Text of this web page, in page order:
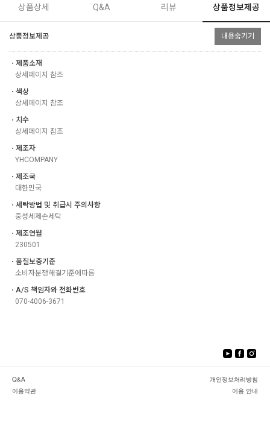
상품상세 Q&A 리뷰 상품정보제공
상품정보제공 내용숨기기
ㆍ제품소재
상세페이지 참조
ㆍ색상
상세페이지 참조
ㆍ치수
상세페이지 참조
ㆍ제조자
YHCOMPANY
ㆍ제조국
대한민국
ㆍ세탁방법 및 취급시 주의사항
중성세제손세탁
ㆍ제조연월
230501
ㆍ품질보증기준
소비자분쟁해결기준에따름
ㆍA/S 책임자와 전화번호
070-4006-3671
Q&A
이용약관
개인정보처리방침
이용 안내